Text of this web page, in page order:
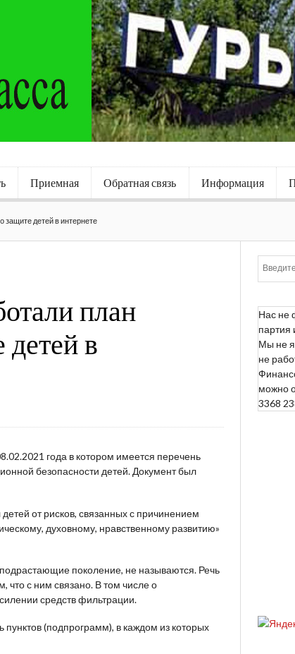
Приемная Обратная связь Информация
защите детей в интернете
план
в
года в котором имеется перечень
безопасности детей. Документ был
от рисков, связанных с причинением
духовному, нравственному развитию»
поколение, не называются. Речь
что с ним связано. В том числе о
средств фильтрации.
(подпрограмм), в каждом из которых
Нас не
партия
Мы не
не
можно
3368